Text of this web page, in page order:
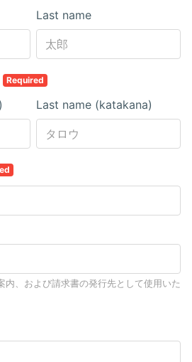
Last name
Required
Last name (katakana)
内、および請求書の発行先として使用いた